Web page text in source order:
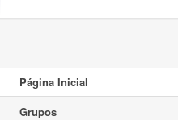
Página Inicial
Grupos